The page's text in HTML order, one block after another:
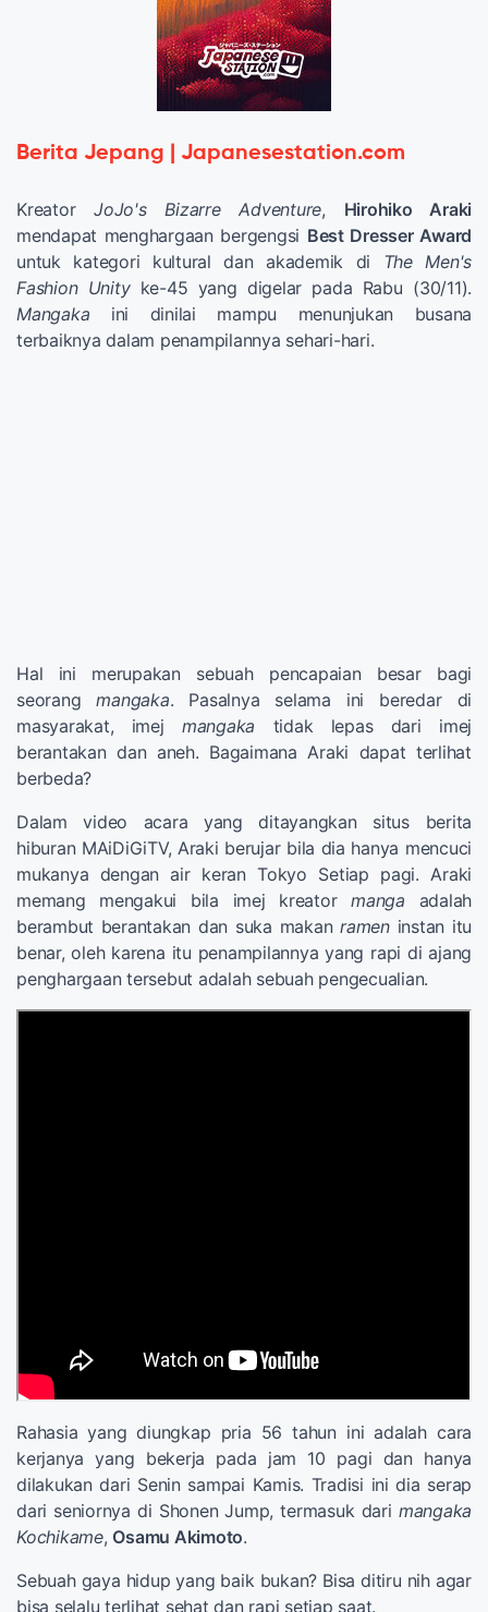
Berita Jepang | Japanesestation.com
Kreator JoJo's Bizarre Adventure, Hirohiko Araki
mendapat menghargaan bergengsi Best Dresser Award
untuk kategori kultural dan akademik di
The Men's
Fashion Unityke-45 yang digelar pada Rabu (30/11).
Mangaka ini dinilai mampu menunjukan busana
terbaiknya dalam penampilannya sehari-hari.
Hal ini merupakan sebuah pencapaian besar bagi
seorangmangaka. Pasalnya selama ini beredar di
masyarakat, imej mangaka tidak lepas dari imej
berantakan dan aneh. Bagaimana Araki dapat terlihat
berbeda?
Dalam video acara yang ditayangkan situs berita
hiburan MAiDiGiTV, Araki berujar bila dia hanya mencuci
mukanya dengan air keran Tokyo Setiap pagi. Araki
memang mengakui bila imej kreatormanga adalah
berambut berantakan dan suka makanrameninstan itu
benar, oleh karena itu penampilannya yang rapi di ajang
penghargaan tersebut adalah sebuah pengecualian.
Rahasia yang diungkap pria 56 tahun ini adalah cara
kerjanya yang bekerja pada jam 10 pagi dan hanya
dilakukan dari Senin sampai Kamis. Tradisi ini dia serap
dari seniornya di Shonen Jump, termasuk dari mangaka
Kochikame, Osamu Akimoto.
Sebuah gaya hidup yang baik bukan? Bisa ditiru nih agar
bisa selalu terlihat sehat dan rapi setiap saat.